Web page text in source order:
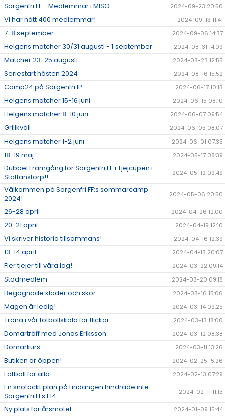
Sorgenfri FF - Medlemmar i MISO 2024-09-23 20:50
Vi har nått 400 medlemmar! 2024-09-13 11:41
7-8 september 2024-09-06 14:37
Helgens matcher 30/31 augusti - 1 september 2024-08-31 14:09
Matcher 23-25 augusti 2024-08-23 12:55
Seriestart hösten 2024 2024-08-16 15:52
Camp24 på Sorgenfri IP 2024-06-17 10:13
Helgens matcher 15-16 juni 2024-06-15 08:10
Helgens matcher 8-10 juni 2024-06-07 09:54
Grillkväll 2024-06-05 08:07
Helgens matcher 1-2 juni 2024-06-01 07:35
18-19 maj 2024-05-17 08:39
Dubbel Framgång för Sorgenfri FF i Tjejcupen i
Staffanstorp!!
2024-05-12 09:49
Välkommen på Sorgenfri FF:s sommarcamp
2024!
2024-05-06 20:50
26-28 april 2024-04-26 12:00
20-21 april 2024-04-19 12:10
Vi skriver historia tillsammans! 2024-04-16 12:39
13-14 april 2024-04-13 20:07
Fler tjejer till våra lag! 2024-03-22 09:14
Stödmedlem 2024-03-20 09:18
Begagnade kläder och skor 2024-03-16 15:06
Magen är ledig! 2024-03-14 09:25
Träna i vår fotbollskola för flickor 2024-03-13 18:00
Domarträff med Jonas Eriksson 2024-03-12 08:38
Domarkurs 2024-03-11 13:26
Butiken är öppen! 2024-02-25 15:26
Fotboll för alla 2024-02-13 07:29
En snötäckt plan på Lindängen hindrade inte
Sorgenfri FFs F14
2024-02-11 11:13
Ny plats för årsmötet. 2024-01-09 15:44